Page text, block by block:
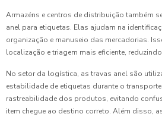
Armazéns e centros de distribuição também
anel para etiquetas. Elas ajudam na
organização e manuseio das mercadorias.
localização e triagem mais eficiente,
No setor da logística, as travas anel são
estabilidade de etiquetas durante o
rastreabilidade dos produtos, evitando
item chegue ao destino correto. Além disso,